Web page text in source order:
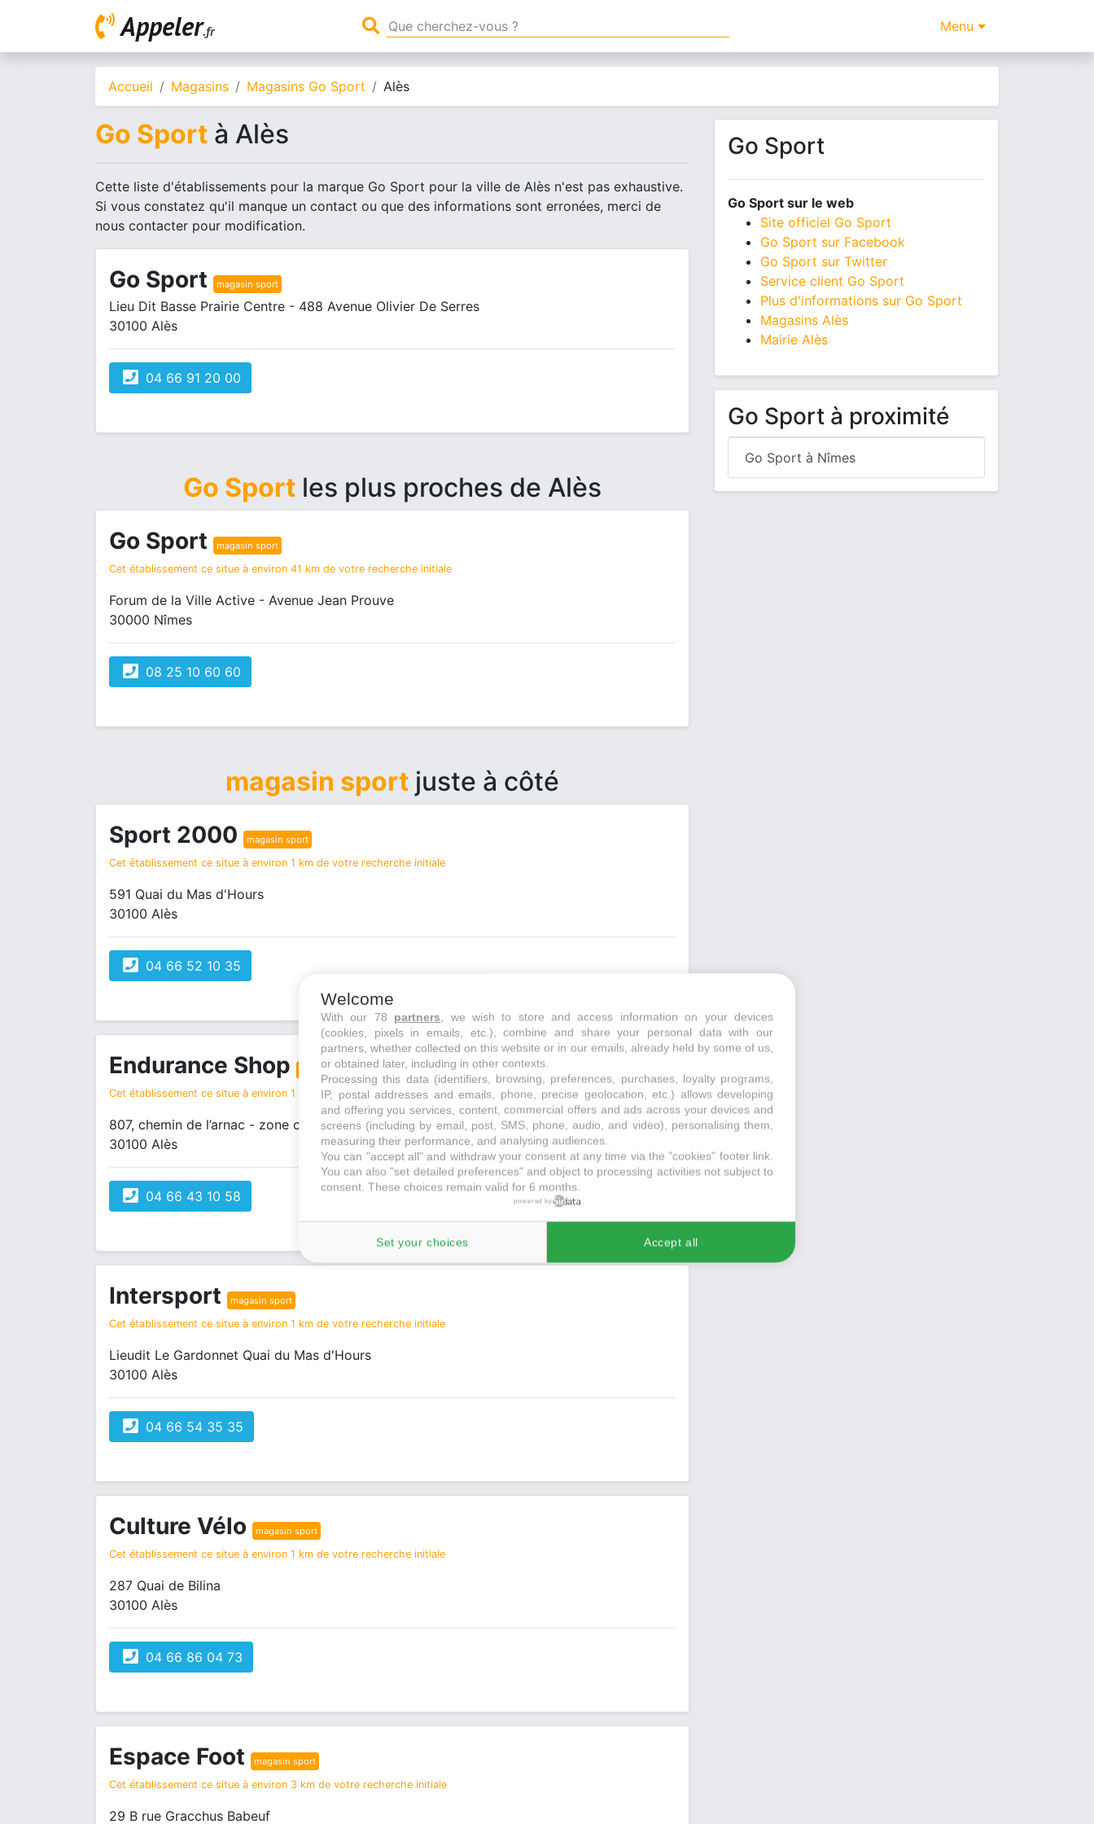
Appeler.fr Menu
Accueil Magasins Magasins Go Sport Alès
Go Sport à Alès
Cette liste d'établissements pour la marque Go Sport pour la ville de Alès n'est pas exhaustive.
Si vous constatez qu'il manque un contact ou que des informations sont erronées, merci de
nous contacter pour modification.
Go Sport magasin sport
Lieu Dit Basse Prairie Centre - 488 Avenue Olivier De Serres
30100 Alès
04 66 91 20 00
Go Sport les plus proches de Alès
Go Sport magasin sport
Cet établissement ce situe à environ 41 km de votre recherche initiale
Forum de la Ville Active - Avenue Jean Prouve
30000 Nîmes
08 25 10 60 60
magasin sport juste à côté
Sport 2000 magasin sport
Cet établissement ce situe à environ 1 km de votre recherche initiale
591 Quai du Mas d'Hours
30100 Alès
04 66 52 10 35
Endurance Shop magasin sport
Cet établissement ce situe à environ 1 km de votre recherche initiale
807, chemin de l’arnac - zone commerciale de l’arnac
30100 Alès
04 66 43 10 58
Intersport magasin sport
Cet établissement ce situe à environ 1 km de votre recherche initiale
Lieudit Le Gardonnet Quai du Mas d'Hours
30100 Alès
04 66 54 35 35
Culture Vélo magasin sport
Cet établissement ce situe à environ 1 km de votre recherche initiale
287 Quai de Bilina
30100 Alès
04 66 86 04 73
Espace Foot magasin sport
Cet établissement ce situe à environ 3 km de votre recherche initiale
29 B rue Gracchus Babeuf
Go Sport
Go Sport sur le web
Site officiel Go Sport
Go Sport sur Facebook
Go Sport sur Twitter
Service client Go Sport
Plus d'informations sur Go Sport
Magasins Alès
Mairie Alès
Go Sport à proximité
Go Sport à Nîmes
Welcome
With our 78 partners , we wish to store and access information on your devices
(cookies, pixels in emails, etc.), combine and share your personal data with our
partners, whether collected on this website or in our emails, already held by some of us,
or obtained later, including in other contexts.
Processing this data (identifiers, browsing, preferences, purchases, loyalty programs,
IP, postal addresses and emails, phone, precise geolocation, etc.) allows developing
and offering you services, content, commercial offers and ads across your devices and
screens (including by email, post, SMS, phone, audio, and video), personalising them,
measuring their performance, and analysing audiences.
You can "accept all" and withdraw your consent at any time via the "cookies" footer link.
You can also "set detailed preferences" and object to processing activities not subject to
consent. These choices remain valid for 6 months.
powered by
Set your choices Accept all